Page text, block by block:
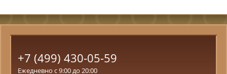
+7 (499) 430-05-59
Ежедневно с 9:00 до 20:00